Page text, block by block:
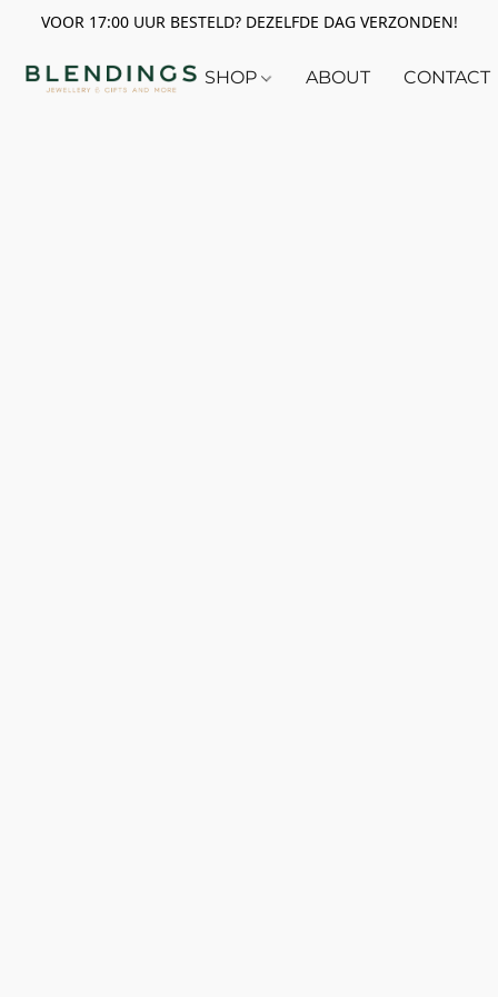
VOOR 17:00 UUR BESTELD? DEZELFDE DAG VERZONDEN!
SHOP ABOUT CONTACT